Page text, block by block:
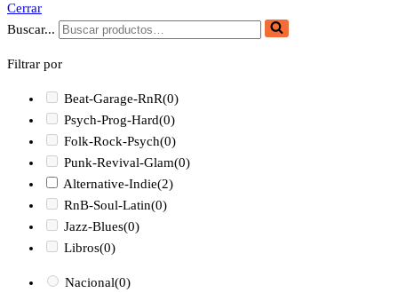
Cerrar
Buscar...
Filtrar por
Beat-Garage-RnR(0)
Psych-Prog-Hard(0)
Folk-Rock-Psych(0)
Punk-Revival-Glam(0)
Alternative-Indie(2)
RnB-Soul-Latin(0)
Jazz-Blues(0)
Libros(0)
Nacional(0)